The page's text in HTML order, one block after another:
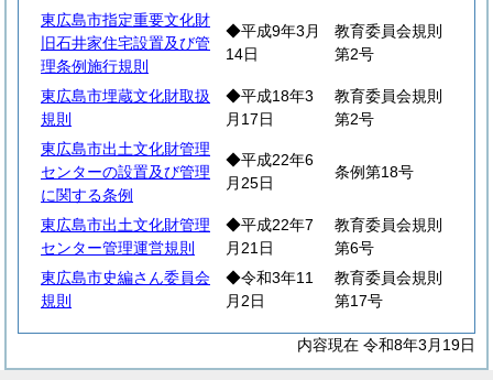
東広島市指定重要文化財
旧石井家住宅設置及び管
理条例施行規則
◆平成9年3月
14日
教育委員会規則
第2号
東広島市埋蔵文化財取扱
規則
◆平成18年3
月17日
教育委員会規則
第2号
東広島市出土文化財管理
センターの設置及び管理
に関する条例
◆平成22年6
月25日
条例第18号
東広島市出土文化財管理
センター管理運営規則
◆平成22年7
月21日
教育委員会規則
第6号
東広島市史編さん委員会
規則
◆令和3年11
月2日
教育委員会規則
第17号
内容現在 令和8年3月19日